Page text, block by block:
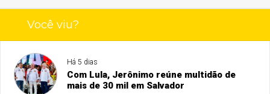
Você viu?
Há 5 dias
Com Lula, Jerônimo reúne multidão de
mais de 30 mil em Salvador